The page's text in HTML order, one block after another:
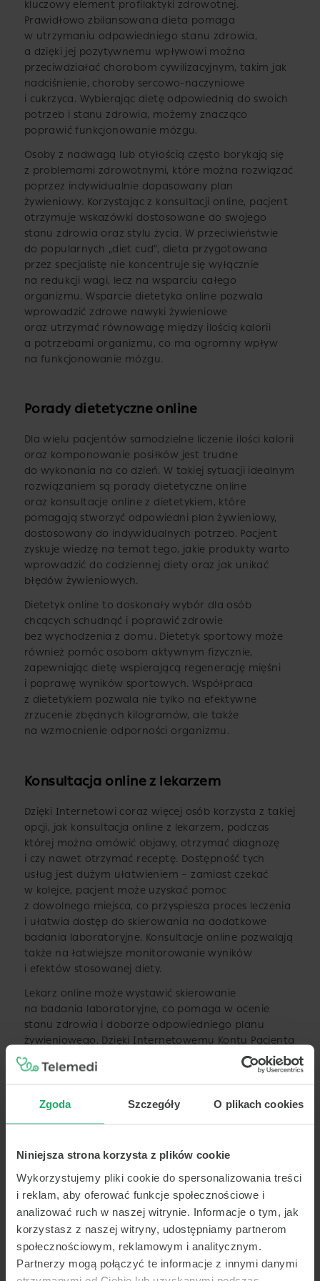
Zgoda Szczegóły O plikach cookies
Niniejsza strona korzysta z plików cookie
Wykorzystujemy pliki cookie do spersonalizowania treści
i reklam, aby oferować funkcje społecznościowe i
analizować ruch w naszej witrynie. Informacje o tym, jak
korzystasz z naszej witryny, udostępniamy partnerom
społecznościowym, reklamowym i analitycznym.
Partnerzy mogą połączyć te informacje z innymi danymi
kluczowy element profilaktyki zdrowotnej.
Prawidłowo zbilansowana dieta pomaga
w utrzymaniu odpowiedniego stanu zdrowia,
a dzięki jej pozytywnemu wpływowi można
przeciwdziałać chorobom cywilizacyjnym, takim jak
nadciśnienie, choroby sercowo-naczyniowe
i cukrzyca. Wybierając dietę odpowiednią do swoich
potrzeb i stanu zdrowia, możemy znacząco
poprawić funkcjonowanie mózgu.
Osoby z nadwagą lub otyłością często borykają się
z problemami zdrowotnymi, które można rozwiązać
poprzez indywidualnie dopasowany plan
żywieniowy. Korzystając z konsultacji online, pacjent
otrzymuje wskazówki dostosowane do swojego
stanu zdrowia oraz stylu życia. W przeciwieństwie
do popularnych „diet cud”, dieta przygotowana
przez specjalistę nie koncentruje się wyłącznie
na redukcji wagi, lecz na wsparciu całego
organizmu. Wsparcie dietetyka online pozwala
wprowadzić zdrowe nawyki żywieniowe
oraz utrzymać równowagę między ilością kalorii
a potrzebami organizmu, co ma ogromny wpływ
na funkcjonowanie mózgu.
Porady dietetyczne online
Dla wielu pacjentów samodzielne liczenie ilości kalorii
oraz komponowanie posiłków jest trudne
do wykonania na co dzień. W takiej sytuacji idealnym
rozwiązaniem są porady dietetyczne online
oraz konsultacje online z dietetykiem, które
pomagają stworzyć odpowiedni plan żywieniowy,
dostosowany do indywidualnych potrzeb. Pacjent
zyskuje wiedzę na temat tego, jakie produkty warto
wprowadzić do codziennej diety oraz jak unikać
błędów żywieniowych.
Dietetyk online to doskonały wybór dla osób
chcących schudnąć i poprawić zdrowie
bez wychodzenia z domu. Dietetyk sportowy może
również pomóc osobom aktywnym fizycznie,
zapewniając dietę wspierającą regenerację mięśni
i poprawę wyników sportowych. Współpraca
z dietetykiem pozwala nie tylko na efektywne
zrzucenie zbędnych kilogramów, ale także
na wzmocnienie odporności organizmu.
Konsultacja online z lekarzem
Dzięki Internetowi coraz więcej osób korzysta z takiej
opcji, jak konsultacja online z lekarzem, podczas
której można omówić objawy, otrzymać diagnozę
i czy nawet otrzymać receptę. Dostępność tych
usług jest dużym ułatwieniem – zamiast czekać
w kolejce, pacjent może uzyskać pomoc
z dowolnego miejsca, co przyspiesza proces leczenia
i ułatwia dostęp do skierowania na dodatkowe
badania laboratoryjne. Konsultacje online pozwalają
także na łatwiejsze monitorowanie wyników
i efektów stosowanej diety.
Lekarz online może wystawić skierowanie
na badania laboratoryjne, co pomaga w ocenie
stanu zdrowia i doborze odpowiedniego planu
żywieniowego. Dzięki Internetowemu Kontu Pacjenta
każdy z nas może śledzić swoje wizyty, skierowania
oraz recepty online, co ułatwia utrzymanie kontroli
otrzymania e recepty. Po konsultacji online lekarz
wystawia receptę, którą można zrealizować
w dowolnej aptece. Wystarczy podać 4-cyfrowy kod
oraz PESEL, aby odebrać leki bez potrzeby
drukowania recepty. Wygodny dostęp do e recepty
to rozwiązanie, które ułatwia proces leczenia,
umożliwiając szybki i wygodny dostęp do leków